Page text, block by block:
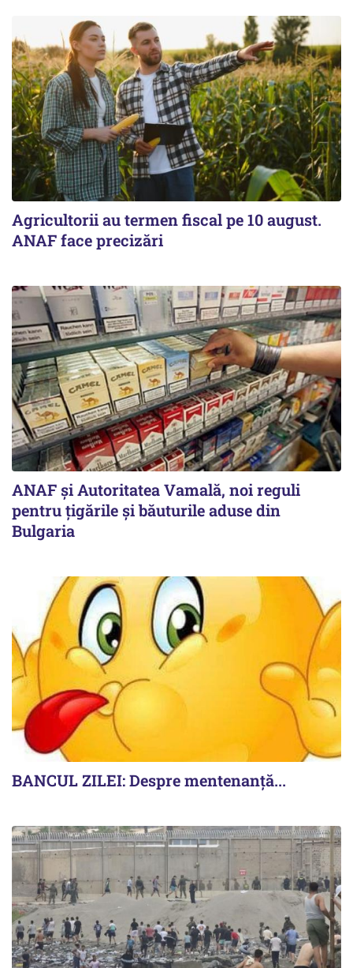
Agricultorii au termen fiscal pe 10 august.
ANAF face precizări
ANAF și Autoritatea Vamală, noi reguli
pentru țigările și băuturile aduse din
Bulgaria
BANCUL ZILEI: Despre mentenanță...